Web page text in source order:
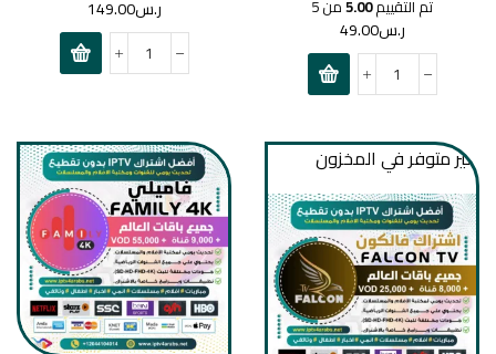
تم التقييم5.00من 5
ر.س49.00
ر.س149.00
غير متوفر في المخزون